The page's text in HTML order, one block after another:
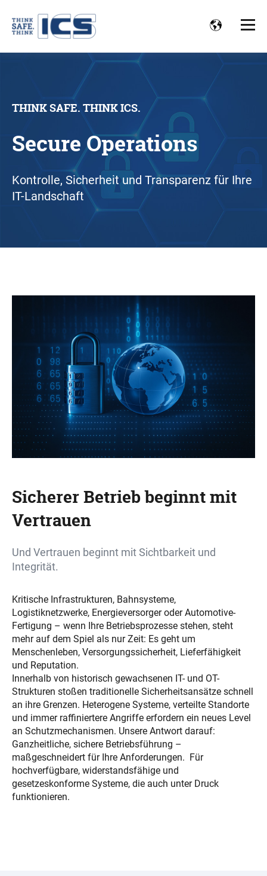
THINK SAFE. THINK ICS.
Secure Operations
Kontrolle, Sicherheit und Transparenz für Ihre
IT-Landschaft
Sicherer Betrieb beginnt mit
Vertrauen
Und Vertrauen beginnt mit Sichtbarkeit und
Integrität.
Kritische Infrastrukturen, Bahnsysteme,
Logistiknetzwerke, Energieversorger oder Automotive-
Fertigung – wenn Ihre Betriebsprozesse stehen, steht
mehr auf dem Spiel als nur Zeit: Es geht um
Menschenleben, Versorgungssicherheit, Lieferfähigkeit
und Reputation.
Innerhalb von historisch gewachsenen IT- und OT-
Strukturen stoßen traditionelle Sicherheitsansätze schnell
an ihre Grenzen. Heterogene Systeme, verteilte Standorte
und immer raffiniertere Angriffe erfordern ein neues Level
an Schutzmechanismen. Unsere Antwort darauf:
Ganzheitliche, sichere Betriebsführung –
maßgeschneidert für Ihre Anforderungen. Für
hochverfügbare, widerstandsfähige und
gesetzeskonforme Systeme, die auch unter Druck
funktionieren.